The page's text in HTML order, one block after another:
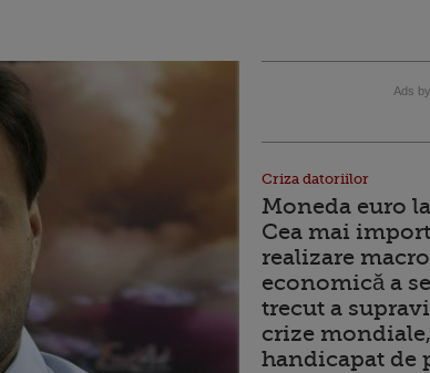
Ads
Criza datoriilor
Moneda euro
Cea mai
realizare
economică a
trecut a
crize
handicapat de